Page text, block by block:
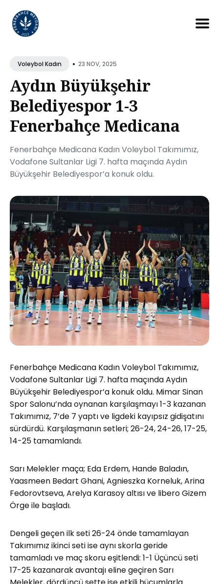
Blog
Voleybol Kadın • 23 NOV, 2025
Aydın Büyükşehir
Belediyespor 1-3
Fenerbahçe Medicana
Fenerbahçe Medicana Kadın Voleybol Takımımız,
Vodafone Sultanlar Ligi 7. hafta maçında Aydın
Büyükşehir Belediyespor’a konuk oldu.
Fenerbahçe Medicana Kadın Voleybol Takımımız,
Vodafone Sultanlar Ligi 7. hafta maçında Aydın
Büyükşehir Belediyespor’a konuk oldu. Mimar Sinan
Spor Salonu’nda oynanan karşılaşmayı 1-3 kazanan
Takımımız, 7’de 7 yaptı ve ligdeki kayıpsız gidişatını
sürdürdü. Karşılaşmanın setleri; 26-24, 24-26, 17-25,
14-25 tamamlandı.
Sarı Melekler maça; Eda Erdem, Hande Baladın,
Yaasmeen Bedart Ghani, Agnieszka Korneluk, Arina
Fedorovtseva, Arelya Karasoy altısı ve libero Gizem
Örge ile başladı.
Dengeli geçen ilk seti 26-24 önde tamamlayan
Takımımız ikinci seti ise aynı skorla geride
tamamladı ve maç skoru eşitlendi: 1-1 Üçüncü seti
17-25 kazanarak avantajı eline geçiren Sarı